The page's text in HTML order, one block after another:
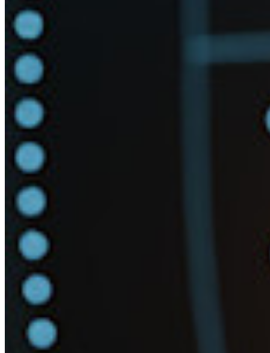
Generatore di nomi utente
Scopri tutti gli strumenti e le funzionalità
Risorse
Libreria risorse
Centro risorse
Eventi
Storie di successo
Confronto
Sicurezza e fiducia
Conformità di sicurezza
Open source
Programma Bug Bounty
Whitepaper sulla sicurezza di Bitwarden
Formazione
Centro assistenza